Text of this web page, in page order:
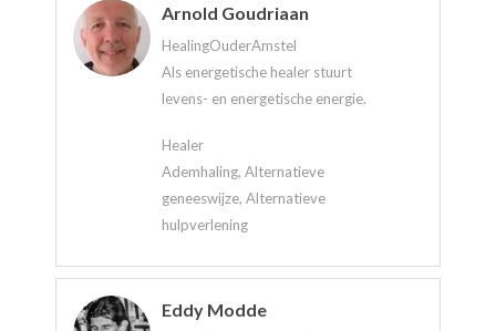
Arnold Goudriaan
HealingOuderAmstel
Als energetische healer stuurt
levens- en energetische energie.
Healer
Ademhaling, Alternatieve
geneeswijze, Alternatieve
hulpverlening
Eddy Modde